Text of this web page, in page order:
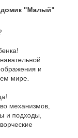
"Малый"
и
мире.
механизмов,
и подходы,